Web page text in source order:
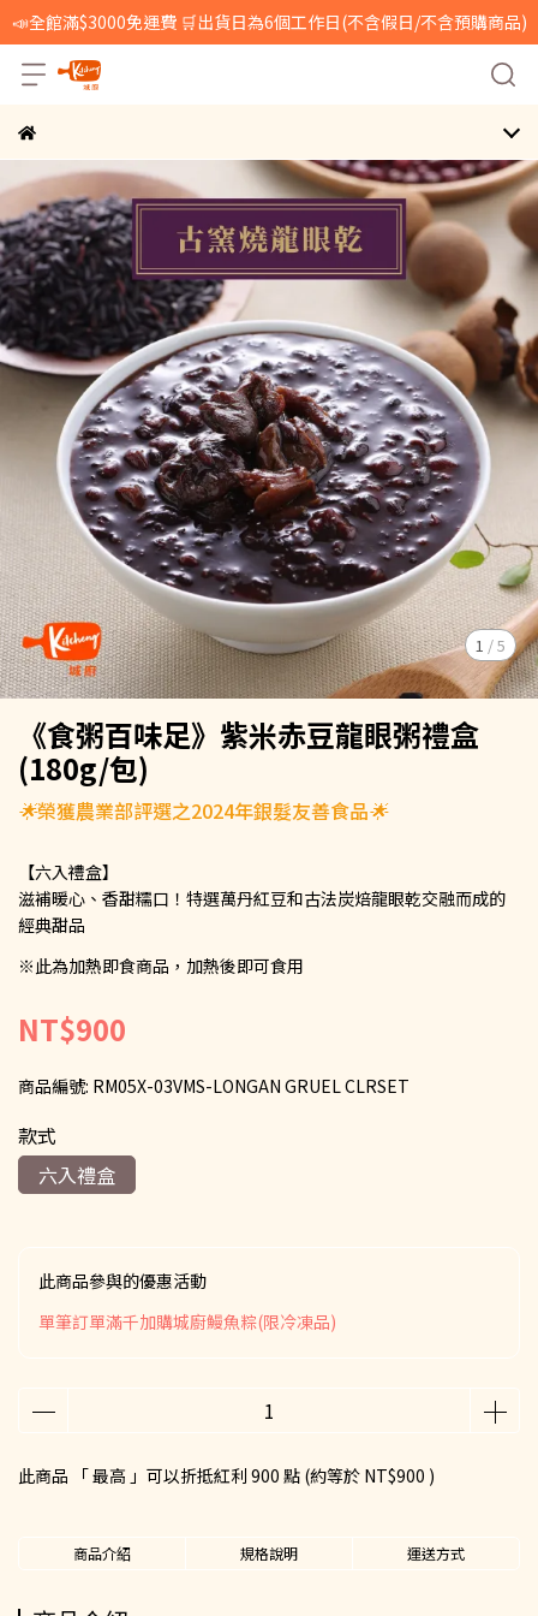
📣全館滿$3000免運費 🛒出貨日為6個工作日(不含假日/不含預購商品)
1 /5
《食粥百味足》紫米赤豆龍眼粥禮盒
(180g/包)
🌟榮獲農業部評選之2024年銀髮友善食品🌟
【六入禮盒】
滋補暖心、香甜糯口！特選萬丹紅豆和古法炭焙龍眼乾交融而成的
經典甜品
※此為加熱即食商品，加熱後即可食用
NT$900
商品編號: RM05X-03VMS-LONGAN GRUEL CLRSET
款式
六入禮盒
此商品參與的優惠活動
單筆訂單滿千加購城廚鰻魚粽(限冷凍品)
此商品 「 最高 」可以折抵紅利 900 點 (約等於 NT$900 )
商品介紹 規格說明 運送方式